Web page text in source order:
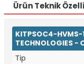
Ürün Teknik
KITPSOC4-HVMS-
TECHNOLOGIES -
Tip